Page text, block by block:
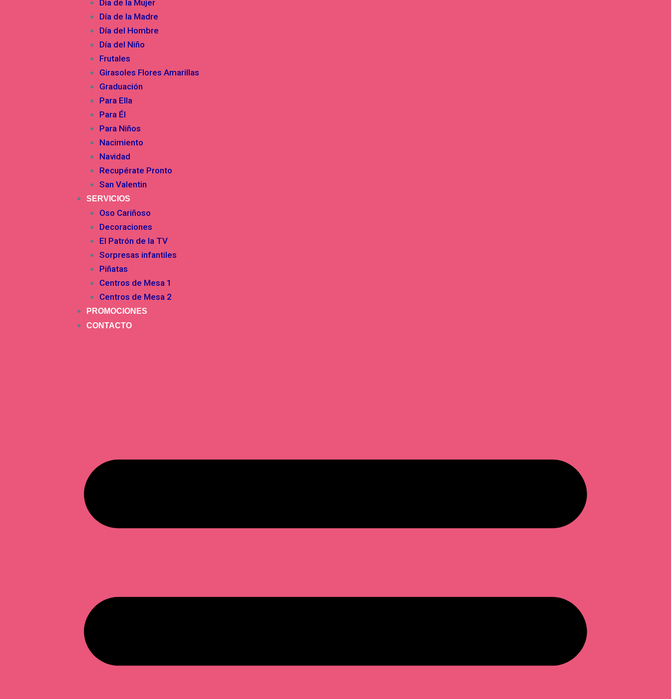
Dia de la Mujer
Día de la Madre
Día del Hombre
Día del Niño
Frutales
Girasoles Flores Amarillas
Graduación
Para Ella
Para Él
Para Niños
Nacimiento
Navidad
Recupérate Pronto
San Valentin
SERVICIOS
Oso Cariñoso
Decoraciones
El Patrón de la TV
Sorpresas infantiles
Piñatas
Centros de Mesa 1
Centros de Mesa 2
PROMOCIONES
CONTACTO